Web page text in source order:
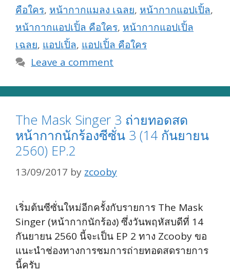
คือใคร, หน้ากากแมลง เฉลย, หน้ากากแอปเปิ้ล,
หน้ากากแอปเปิ้ล คือใคร, หน้ากากแอปเปิ้ล
เฉลย, แอปเปิ้ล, แอปเปิ้ล คือใคร
Leave a comment
The Mask Singer 3 ถ่ายทอดสด
หน้ากากนักร้องซีซั่น 3 (14 กันยายน
2560) EP.2
13/09/2017 by zcooby
เริ่มต้นซีซั่นใหม่อีกครั้งกับรายการ The Mask
Singer (หน้ากากนักร้อง) ซึ่งวันพฤหัสบดีที่ 14
กันยายน 2560 นี้จะเป็น EP 2 ทาง Zcooby ขอ
แนะนำช่องทางการชมการถ่ายทอดสดรายการ
นี้ครับ